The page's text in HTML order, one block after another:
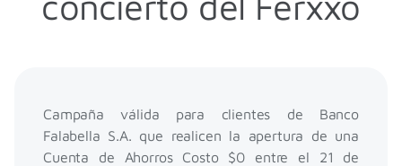
Campaña válida para clientes de Banco
Falabella S.A. que realicen la apertura de una
Cuenta de Ahorros Costo $0 entre el 21 de